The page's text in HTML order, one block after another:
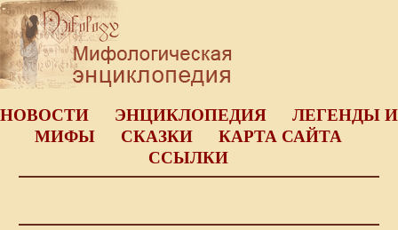
НОВОСТИ ЭНЦИКЛОПЕДИЯ
ЛЕГЕНДЫ И
МИФЫ
СКАЗКИ
КАРТА САЙТА
ССЫЛКИ